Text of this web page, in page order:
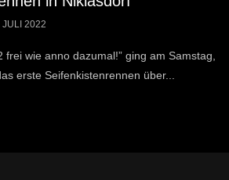
JULI 2022
frei wie anno dazumal!” ging am Samstag,
erste Seifenkistenrennen über...